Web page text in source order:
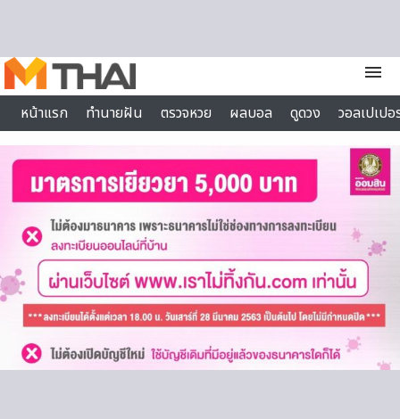
menu
หน้าแรก
ทำนายฝัน ตรวจหวย ผลบอล ดูดวง
วอลเปเป
ไลฟ์สไตล์